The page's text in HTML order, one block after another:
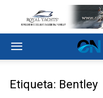
Etiqueta: Bentley